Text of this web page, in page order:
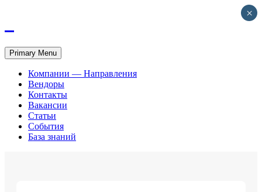
Primary Menu
Компании — Направления
Вендоры
Контакты
Вакансии
Статьи
События
База знаний
×